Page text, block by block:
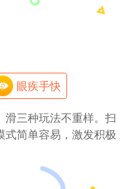
眼疾手快
滑三种玩法不重样。扫
简单容易，激发积极